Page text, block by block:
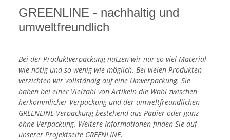
GREENLINE - nachhaltig und
umweltfreundlich
Bei der Produktverpackung nutzen wir nur so viel Material
wie nötig und so wenig wie möglich. Bei vielen Produkten
verzichten wir vollständig auf eine Umverpackung. Sie
haben bei einer Vielzahl von Artikeln die Wahl zwischen
herkömmlicher Verpackung und der umweltfreundlichen
GREENLINE-Verpackung bestehend aus Papier oder ganz
ohne Verpackung. Weitere Informationen finden Sie auf
unserer Projektseite GREENLINE.